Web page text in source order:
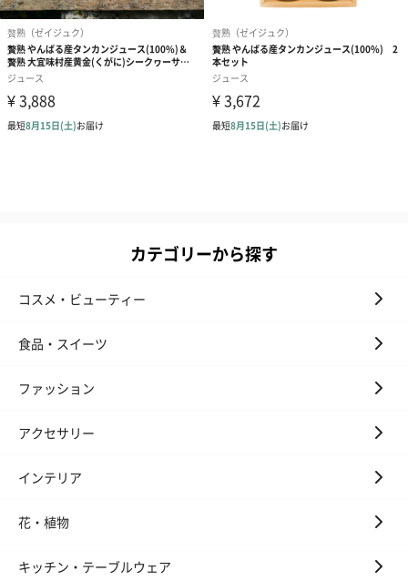
カテゴリーから探す
コスメ・ビューティー
食品・スイーツ
ファッション
アクセサリー
インテリア
花・植物
キッチン・テーブルウェア